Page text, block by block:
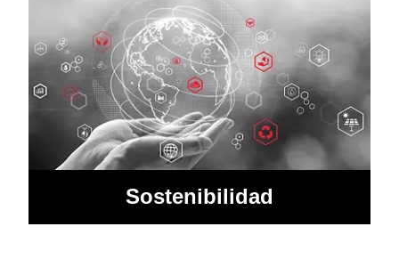
Sostenibilidad